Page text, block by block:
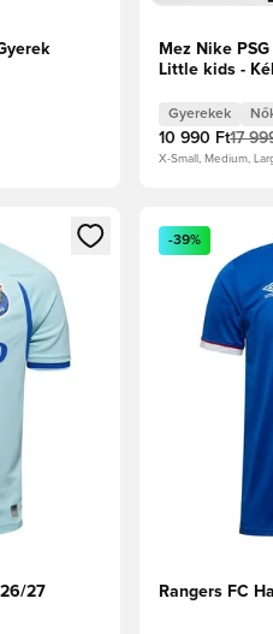
Mez Nike
Little kids -
Gyerekek
10 990 Ft17
X-Small, Medium,
vagy a tagként
27
Megnyit egy
-39%
Rangers FC